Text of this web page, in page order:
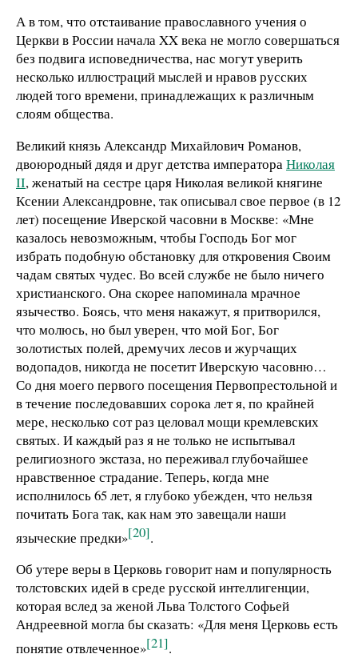
А в том, что отстаивание православного учения о
Церкви в России начала XX века не могло совершаться
без подвига исповедничества, нас могут уверить
несколько иллюстраций мыслей и нравов русских
людей того времени, принадлежащих к различным
слоям общества.
Великий князь Александр Михайлович Романов,
двоюродный дядя и друг детства императораНиколая
II, женатый на сестре царя Николая великой княгине
Ксении Александровне, так описывал свое первое (в 12
лет) посещение Иверской часовни в Москве: «Мне
казалось невозможным, чтобы Господь Бог мог
избрать подобную обстановку для откровения Своим
чадам святых чудес. Во всей службе не было ничего
христианского. Она скорее напоминала мрачное
язычество. Боясь, что меня накажут, я притворился,
что молюсь, но был уверен, что мой Бог, Бог
золотистых полей, дремучих лесов и журчащих
водопадов, никогда не посетит Иверскую часовню…
Со дня моего первого посещения Первопрестольной и
в течение последовавших сорока лет я, по крайней
мере, несколько сот раз целовал мощи кремлевских
святых. И каждый раз я не только не испытывал
религиозного экстаза, но переживал глубочайшее
нравственное страдание. Теперь, когда мне
исполнилось 65 лет, я глубоко убежден, что нельзя
почитать Бога так, как нам это завещали наши
языческие предки»[20].
Об утере веры в Церковь говорит нам и популярность
толстовских идей в среде русской интеллигенции,
которая вслед за женой Льва Толстого Софьей
Андреевной могла бы сказать: «Для меня Церковь есть
понятие отвлеченное»[21].